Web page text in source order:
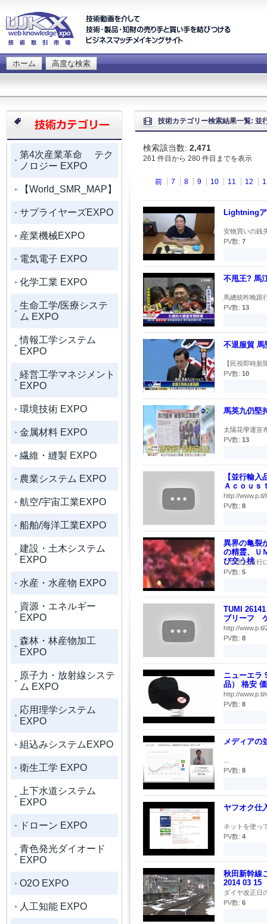
ホーム 高度な検索
第4次産業革命 テク
ノロジー EXPO
【World_SMR_MAP】
サプライヤーズEXPO
産業機械EXPO
電気電子 EXPO
化学工業 EXPO
生命工学/医療システ
ム EXPO
情報工学システム
EXPO
経営工学マネジメント
EXPO
環境技術 EXPO
金属材料 EXPO
繊維・縫製 EXPO
農業システム EXPO
航空/宇宙工業EXPO
船舶/海洋工業EXPO
建設・土木システム
EXPO
水産・水産物 EXPO
資源・エネルギー
EXPO
森林・林産物加工
EXPO
原子力・放射線システ
ム EXPO
応用理学システム
EXPO
組込みシステムEXPO
衛生工学 EXPO
上下水道システム
EXPO
ドローン EXPO
青色発光ダイオード
EXPO
O2O EXPO
人工知能 EXPO
技術カテゴリー検索結果一覧: 並
検索該当数: 2,471
261 件目から 280 件目までを表示
前 7 8 9 10 11 12
Lightning
安物買いの銭
PV数: 7
不甩王? 馬
馬總統昨晚跟
PV数: 13
不退服貿 馬
【民視即時
PV数: 10
馬英九仍堅
太陽花學運宣
PV数: 13
【並行輸
Ａｃｏｕｓ
http://
PV数: 8
異界の亀裂
の精霊、Ｕ
び交う桃
この世と並行
PV数: 5
TUMI
ブリーフ
http://
PV数: 8
ニューエラ
品） 格安
http://
PV数: 8
メディアの
PV数: 8
ヤフオク仕
ネットを使っ
PV数: 4
秋田新幹線
2014 03 15
ダイヤ改正日
PV数: 6